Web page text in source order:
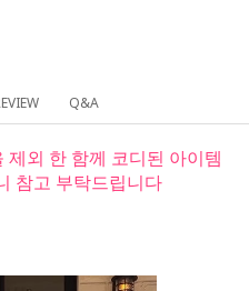
Q&A
제외 한 함께 코디된 아이템
참고 부탁드립니다